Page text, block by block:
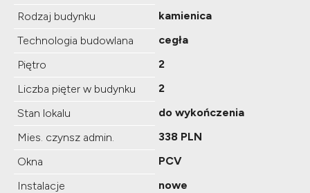
Rodzaj budynku
kamienica
Technologia budowlana
cegła
Piętro
2
Liczba pięter w budynku
2
Stan lokalu
do wykończenia
Mies. czynsz admin.
338 PLN
Okna
PCV
Instalacje
nowe